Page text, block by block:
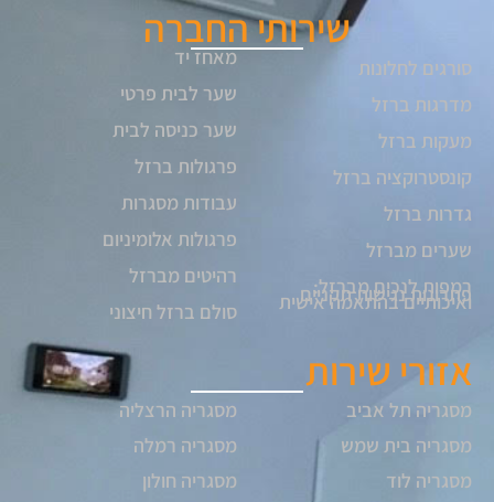
שירותי החברה
סורגים לחלונות
מדרגות ברזל
מעקות ברזל
קונסטרוקציה ברזל
גדרות ברזל
שערים מברזל
רמפות לנכים מברזל:
פתרונות נגישות תקניים
ואיכותיים בהתאמה אישית
מאחז יד
שער לבית פרטי
שער כניסה לבית
פרגולות ברזל
עבודות מסגרות
פרגולות אלומיניום
רהיטים מברזל
סולם ברזל חיצוני
אזורי שירות
מסגריה תל אביב
מסגריה בית שמש
מסגריה לוד
מסגריה הרצליה
מסגריה רמלה
מסגריה חולון